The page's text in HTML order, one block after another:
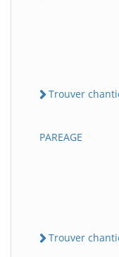
Trouver
PAREAGE
Trouver